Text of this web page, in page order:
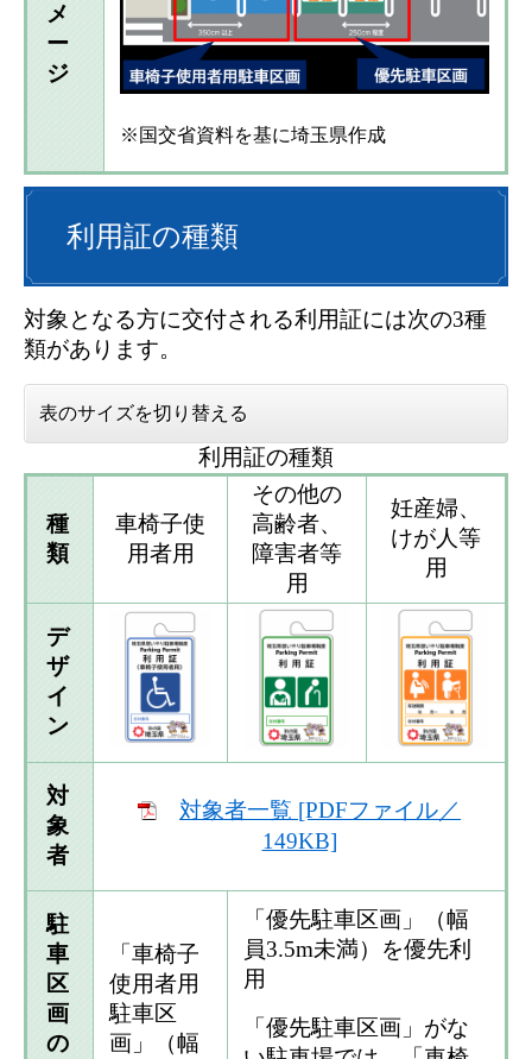
メ
ー
ジ
※国交省資料を基に埼玉県作成
利用証の種類
対象となる方に交付される利用証には次の3種
類があります。
表のサイズを切り替える
利用証の種類
種
類
車椅子使
用者用
その他の
高齢者、
障害者等
用
妊産婦、
けが人等
用
デ
ザ
イ
ン
対
象
者
対象者一覧 [PDFファイル／
149KB]
駐
車
区
画
の
「車椅子
使用者用
駐車区
画」（幅
​「優先駐車区画」（幅
員3.5m未満）を優先利
用
「優先駐車区画」がな